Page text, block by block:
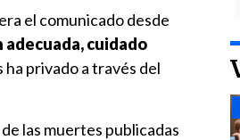
el comunicado desde
cuidado
ha privado a través del
las muertes publicadas